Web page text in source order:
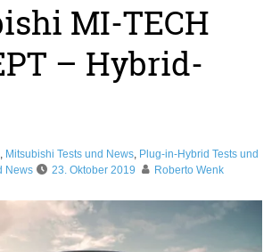
MI-TECH
– Hybrid-
, Mitsubishi Tests und News, Plug-in-Hybrid Tests und
News 23. Oktober 2019 Roberto Wenk